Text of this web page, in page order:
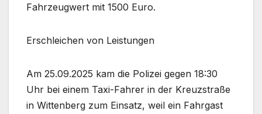
Fahrzeugwert mit 1500 Euro.
Erschleichen von Leistungen
Am 25.09.2025 kam die Polizei gegen 18:30
Uhr bei einem Taxi-Fahrer in der Kreuzstraße
in Wittenberg zum Einsatz, weil ein Fahrgast